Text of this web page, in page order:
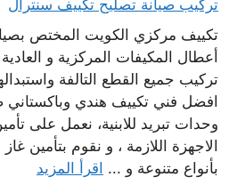
تركيب صيانة تصليح تكييف سنترال
تكييف مركزي الكويت المختص
أعطال المكيفات المركزية و
تركيب جميع القطع التالفة
افضل فني تكييف هندي وباكستاني
وحدات تبريد للابنية، نعمل على
الاجهزة اللازمة ، و نقوم بتأمين
بأنواع متنوعة و ... اقرأ المزيد